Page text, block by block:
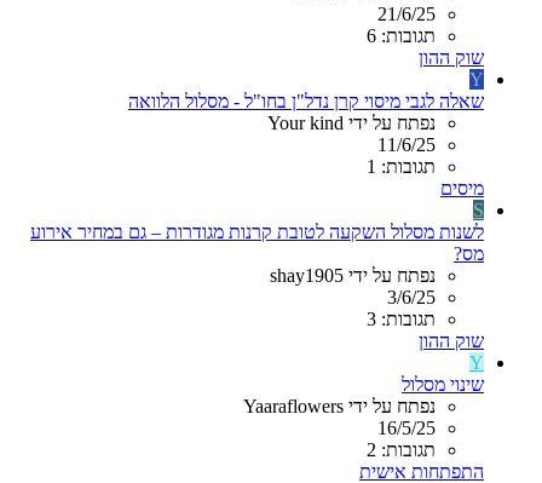
21/6/25
תגובות: 6
שוק ההון
Y
שאלה לגבי מיסוי קרן נדל"ן בחו"ל - מסלול הלוואה
נפתח על ידי Your kind
11/6/25
תגובות: 1
מיסים
S
לשנות מסלול השקעה לטובת קרנות מגודרות – גם במחיר אירוע
מס?
נפתח על ידי shay1905
3/6/25
תגובות: 3
שוק ההון
Y
שינוי מסלול
נפתח על ידי Yaaraflowers
16/5/25
תגובות: 2
התפתחות אישית